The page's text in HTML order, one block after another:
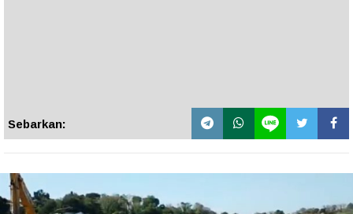
Sebarkan: